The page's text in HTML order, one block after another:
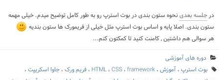
در جلسه بعدینحوه ستون بندی در بوت استرپ رو به طور کامل توضیح میدم. خیلی مهمه
ستون بندی. اصلا پایه و اساس بوت استرپ مثل خیلی از فریمورک ها ستون بندیه
هر سوالی هم داشتین , کامنت کنید تا کمکتون کنم...
دوره های آموزشی
بوت استرپ ، آموزش ، HTML ، CSS ، framework ، فریم ورک ، جاوا اسکریپت ،